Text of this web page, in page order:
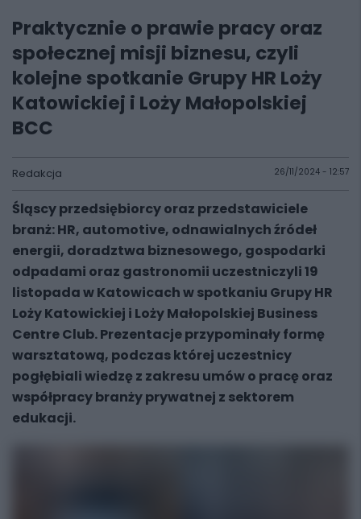
Praktycznie o prawie pracy oraz
społecznej misji biznesu, czyli
kolejne spotkanie Grupy HR Loży
Katowickiej i Loży Małopolskiej
BCC
Redakcja 26/11/2024 - 12:57
Śląscy przedsiębiorcy oraz przedstawiciele
branż: HR, automotive, odnawialnych źródeł
energii, doradztwa biznesowego, gospodarki
odpadami oraz gastronomii uczestniczyli 19
listopada w Katowicach w spotkaniu Grupy HR
Loży Katowickiej i Loży Małopolskiej Business
Centre Club. Prezentacje przypominały formę
warsztatową, podczas której uczestnicy
pogłębiali wiedzę z zakresu umów o pracę oraz
współpracy branży prywatnej z sektorem
edukacji.